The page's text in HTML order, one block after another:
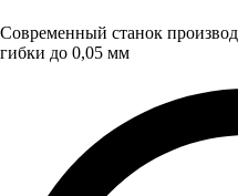
Современный станок
гибки до 0,05 мм